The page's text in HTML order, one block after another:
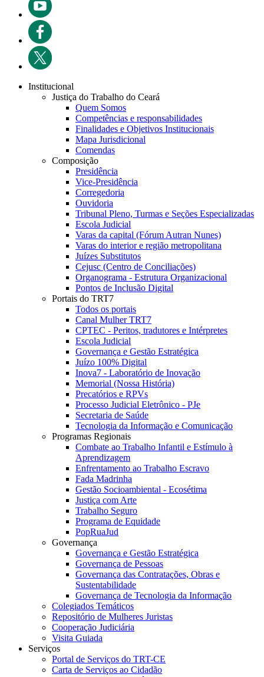
Institucional
Justiça do Trabalho do Ceará
Quem Somos
Competências e responsabilidades
Finalidades e Objetivos Institucionais
Mapa Jurisdicional
Comendas
Composição
Presidência
Vice-Presidência
Corregedoria
Ouvidoria
Tribunal Pleno, Turmas e Seções Especializadas
Escola Judicial
Varas da capital (Fórum Autran Nunes)
Varas do interior e região metropolitana
Juízes Substitutos
Cejusc (Centro de Conciliações)
Organograma - Estrutura Organizacional
Pontos de Inclusão Digital
Portais do TRT7
Todos os portais
Canal Mulher TRT7
CPTEC - Peritos, tradutores e Intérpretes
Escola Judicial
Governança e Gestão Estratégica
Juízo 100% Digital
Inova7 - Laboratório de Inovação
Memorial (Nossa História)
Precatórios e RPVs
Processo Judicial Eletrônico - PJe
Secretaria de Saúde
Tecnologia da Informação e Comunicação
Programas Regionais
Combate ao Trabalho Infantil e Estímulo à
Aprendizagem
Enfrentamento ao Trabalho Escravo
Fada Madrinha
Gestão Socioambiental - Ecosétima
Justiça com Arte
Trabalho Seguro
Programa de Equidade
PopRuaJud
Governança
Governança e Gestão Estratégica
Governança de Pessoas
Governança das Contratações, Obras e
Sustentabilidade
Governança de Tecnologia da Informação
Colegiados Temáticos
Repositório de Mulheres Juristas
Cooperação Judiciária
Visita Guiada
Serviços
Portal de Serviços do TRT-CE
Carta de Serviços ao Cidadão